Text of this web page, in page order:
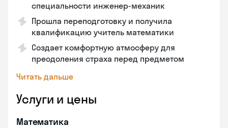
специальности инженер-механик
Прошла переподготовку и получила
квалификацию учитель математики
Создает комфортную атмосферу для
преодоления страха перед предметом
Читать дальше
Услуги и цены
Математика